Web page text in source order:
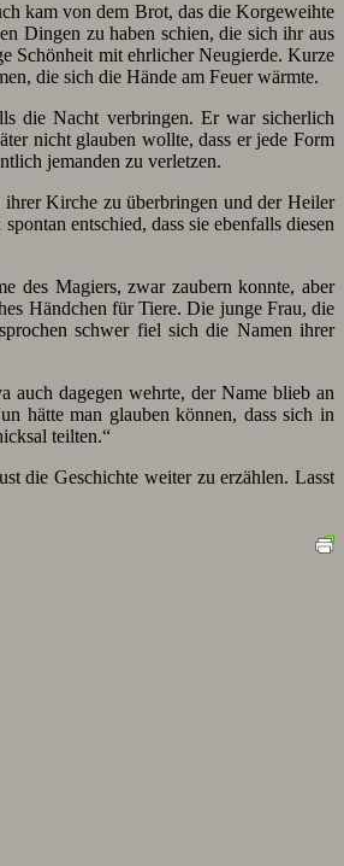
kam von dem Brot, das die Korgeweihte
Dingen zu haben schien, die sich ihr aus
Schönheit mit ehrlicher Neugierde. Kurze
die sich die Hände am Feuer wärmte.
die Nacht verbringen. Er war sicherlich
nicht glauben wollte, dass er jede Form
jemanden zu verletzen.
ihrer Kirche zu überbringen und der Heiler
entschied, dass sie ebenfalls diesen
des Magiers, zwar zaubern konnte, aber
Händchen für Tiere. Die junge Frau, die
schwer fiel sich die Namen ihrer
auch dagegen wehrte, der Name blieb an
hätte man glauben können, dass sich in
teilten.“
die Geschichte weiter zu erzählen. Lasst